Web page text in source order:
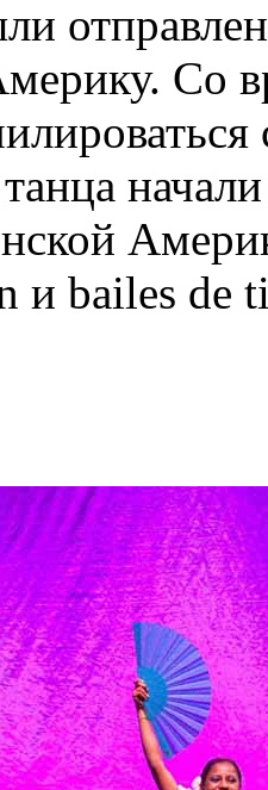
Со
и bailes de